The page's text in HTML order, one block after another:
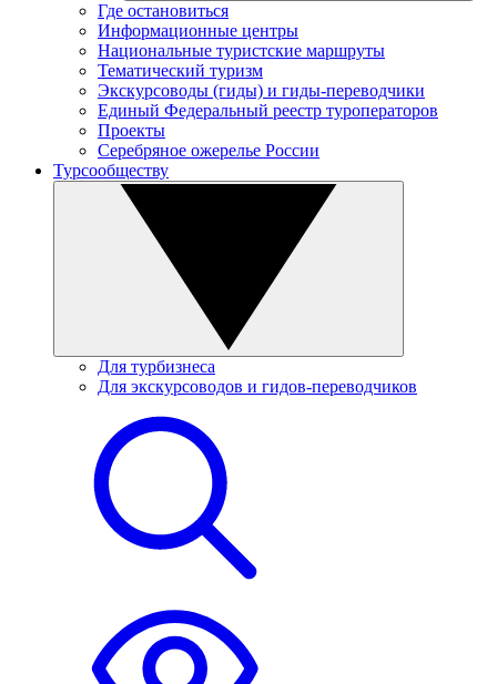
Где остановиться
Информационные центры
Национальные туристские маршруты
Тематический туризм
Экскурсоводы (гиды) и гиды-переводчики
Единый Федеральный реестр туроператоров
Проекты
Серебряное ожерелье России
Турсообществу
Для турбизнеса
Для экскурсоводов и гидов-переводчиков